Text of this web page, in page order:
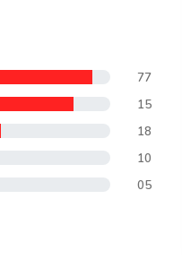
77
15
18
10
05